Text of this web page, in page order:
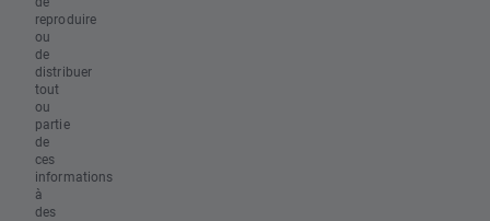
reproduire
ou
de
distribuer
tout
ou
partie
de
ces
informations
à
des